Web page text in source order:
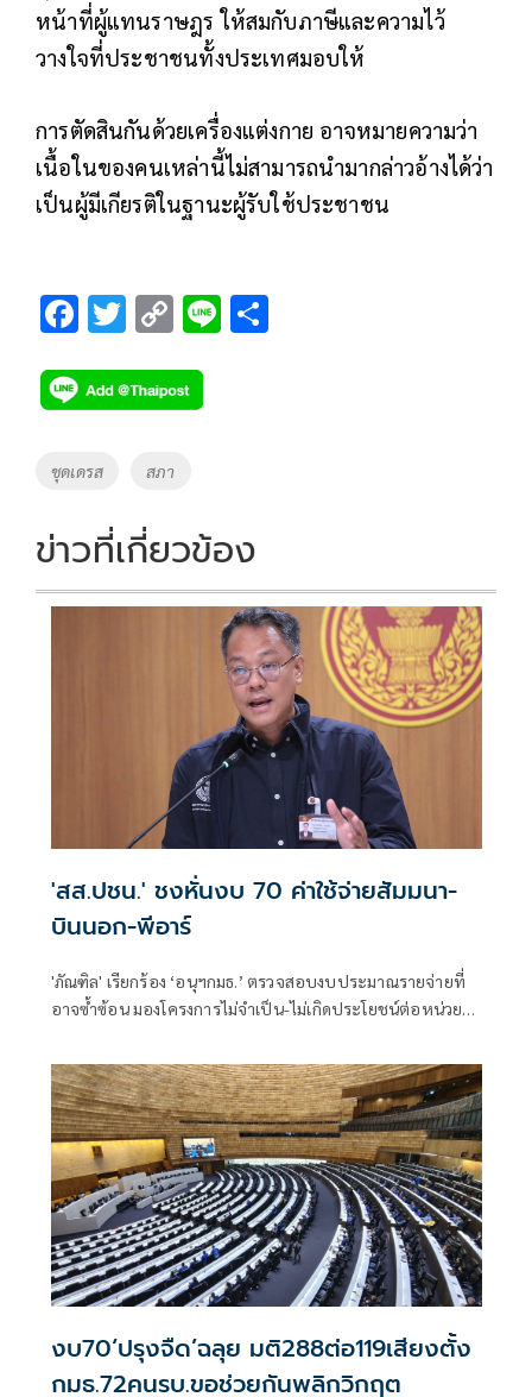
หน้าที่ผู้แทนราษฎร ให้สมกับภาษีและความไว้
วางใจที่ประชาชนทั้งประเทศมอบให้
การตัดสินกันด้วยเครื่องแต่งกาย อาจหมายความว่า
เนื้อในของคนเหล่านี้ไม่สามารถนำมากล่าวอ้างได้ว่า
เป็นผู้มีเกียรติในฐานะผู้รับใช้ประชาชน
F
e
b
o
k
T
tt
er
C
p
y
Li
k
Li
Tags
ชุดเดรส สภา
ข่าวที่เกี่ยวข้อง
'สส.ปชน.' ชงหั่นงบ 70 ค่าใช้จ่ายสัมมนา-
บินนอก-พีอาร์
'ภัณฑิล' เรียกร้อง ‘อนุฯกมธ.’ ตรวจสอบงบประมาณรายจ่ายที่
อาจซ้ำซ้อน มองโครงการไม่จำเป็น-ไม่เกิดประโยชน์ต่อหน่วย
งบ70‘ปรุงจืด’ฉลุย มติ288ต่อ119เสียงตั้ง
กมธ.72คนรบ.ขอช่วยกันพลิกวิกฤต